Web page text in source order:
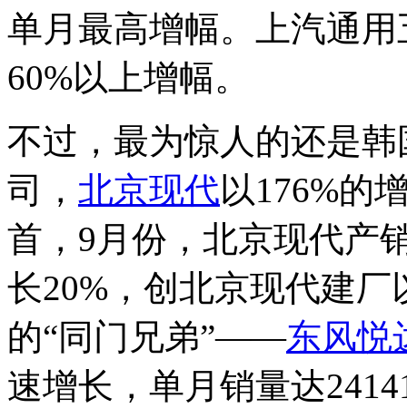
单月最高增幅。上汽通用
60%以上增幅。
不过，最为惊人的还是
司， 北京现代以176%的
首，9月份，北京现代产
长20%，创北京现代建
的“同门兄弟”——东风悦
速增长，单月销量达